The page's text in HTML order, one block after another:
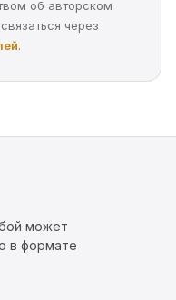
об авторском
через
.
может
в формате